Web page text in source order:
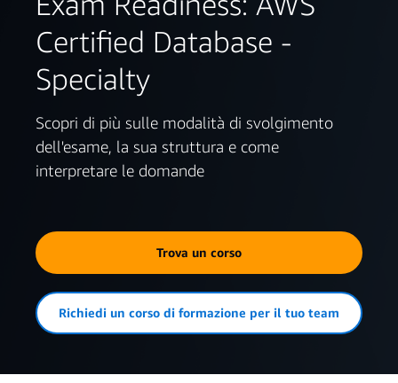
Certified Database -
Specialty
Scopri di più sulle modalità di svolgimento
dell'esame, la sua struttura e come
interpretare le domande
Trova un corso
Richiedi un corso di formazione per il tuo team